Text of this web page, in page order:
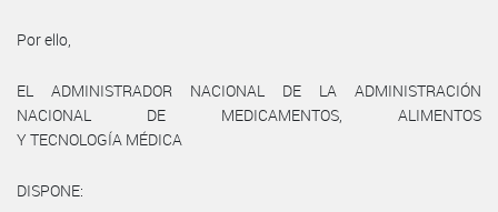
Por ello,
EL ADMINISTRADOR NACIONAL DE LA ADMINISTRACIÓN
NACIONAL DE MEDICAMENTOS, ALIMENTOS
Y TECNOLOGÍA MÉDICA
DISPONE: